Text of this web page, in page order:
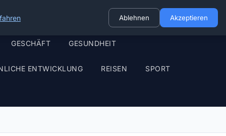
GESCHÄFT GESUNDHEIT
ENTWICKLUNG REISEN SPORT
Ablehnen Akzeptieren